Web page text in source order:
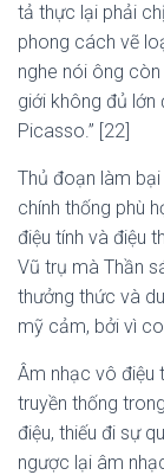
tả thực lại phải
phong cách vẽ
nghe nói ông
giới không đủ
Picasso.” [22]
Thủ đoạn làm
chính thống phù
điệu tính và điệu
Vũ trụ mà Thần
thưởng thức và
mỹ cảm, bởi vì
Âm nhạc vô điệu
truyền thống
điệu, thiếu đi sự
ngược lại âm